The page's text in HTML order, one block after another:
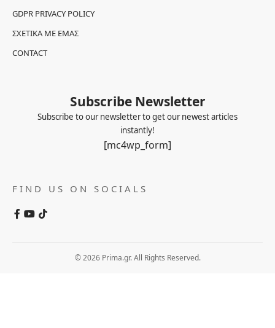
GDPR PRIVACY POLICY
ΣΧΕΤΙΚΆ ΜΕ ΕΜΆΣ
CONTACT
Subscribe Newsletter
Subscribe to our newsletter to get our newest articles
instantly!
[mc4wp_form]
FIND US ON SOCIALS
© 2026 Prima.gr. All Rights Reserved.